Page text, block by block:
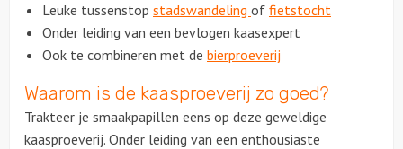
Sportieve activiteiten
Dinerspellen
Workshops
Leuke tussenstop stadswandeling of fietstocht
Onder leiding van een bevlogen kaasexpert
Ook te combineren met de bierproeverij
Waarom is de kaasproeverij zo goed?
Trakteer je smaakpapillen eens op deze geweldige
kaasproeverij. Onder leiding van een enthousiaste